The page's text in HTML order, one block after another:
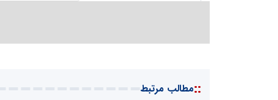
::مطالب مرتبط